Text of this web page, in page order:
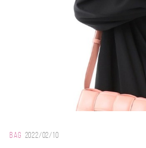
BAG 2022/02/10